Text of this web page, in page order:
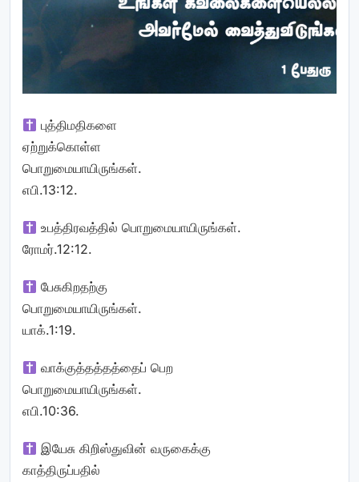
புத்திமதிகளை
ஏற்றுக்கொள்ள
பொறுமையாயிருங்கள்.
எபி.13:12.
உபத்திரவத்தில் பொறுமையாயிருங்கள்.
ரோமர்.12:12.
பேசுகிறதற்கு
பொறுமையாயிருங்கள்.
யாக்.1:19.
வாக்குத்தத்தத்தைப் பெற
பொறுமையாயிருங்கள்.
எபி.10:36.
இயேசு கிறிஸ்துவின் வருகைக்கு
காத்திருப்பதில்